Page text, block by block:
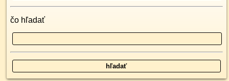
čo hľadať